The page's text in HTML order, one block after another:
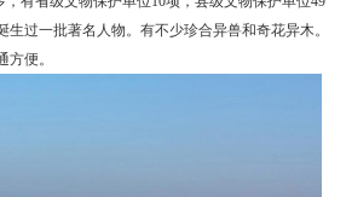
过一批著名人物。有不少珍合异兽和奇花异木。
便。